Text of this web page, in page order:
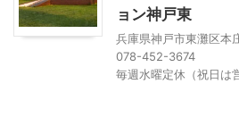
ョン神戸東
兵庫県神戸市東灘区本
078-452-3674
毎週水曜定休（祝日は